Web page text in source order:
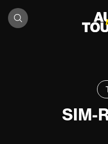
Skip to content
SIM-